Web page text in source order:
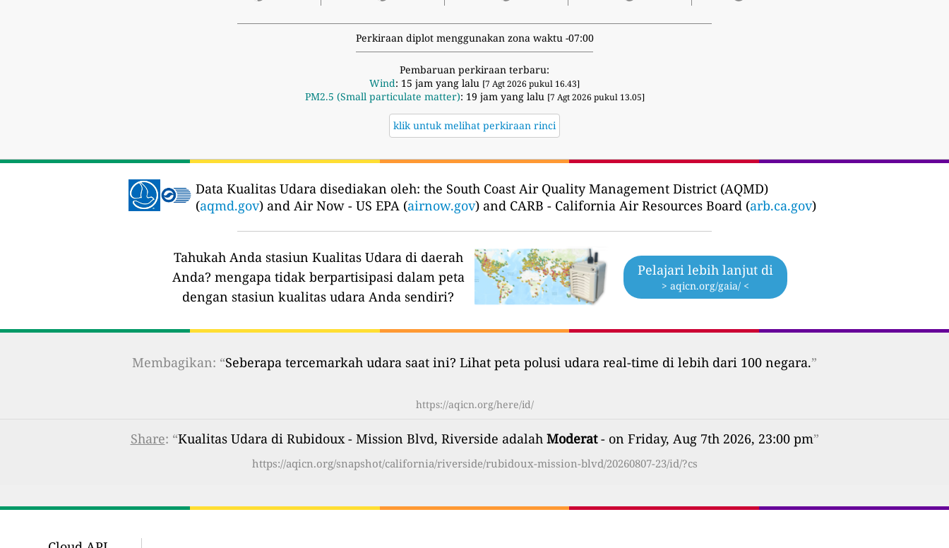
Perkiraan diplot menggunakan zona waktu -07:00
Pembaruan perkiraan terbaru:
Wind: 15 jam yang lalu [7 Agt 2026 pukul 16.43]
PM2.5 (Small particulate matter): 19 jam yang lalu [7 Agt 2026 pukul 13.05]
klik untuk melihat perkiraan rinci
Data Kualitas Udara disediakan oleh: the South Coast Air Quality Management District (AQMD)
(aqmd.gov) and Air Now - US EPA (airnow.gov) and CARB - California Air Resources Board (arb.ca.gov)
Tahukah Anda stasiun Kualitas Udara di daerah
Anda? mengapa tidak berpartisipasi dalam peta
dengan stasiun kualitas udara Anda sendiri?
Pelajari lebih lanjut di
> aqicn.org/gaia/ <
Membagikan: “Seberapa tercemarkah udara saat ini? Lihat peta polusi udara real-time di lebih dari 100 negara.”
https://aqicn.org/here/id/
Share: “Kualitas Udara di Rubidoux - Mission Blvd, Riverside adalah Moderat- on Friday, Aug 7th 2026, 23:00 pm”
https://aqicn.org/snapshot/california/riverside/rubidoux-mission-blvd/20260807-23/id/?cs